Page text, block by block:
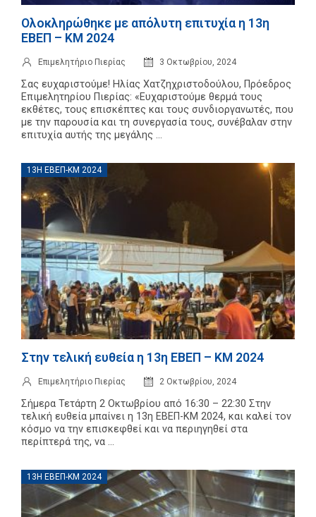
Ολοκληρώθηκε με απόλυτη επιτυχία η 13η
ΕΒΕΠ – ΚΜ 2024
Επιμελητήριο Πιερίας 3 Οκτωβρίου, 2024
Σας ευχαριστούμε! Ηλίας Χατζηχριστοδούλου, Πρόεδρος
Επιμελητηρίου Πιερίας: «Ευχαριστούμε θερμά τους
εκθέτες, τους επισκέπτες και τους συνδιοργανωτές, που
με την παρουσία και τη συνεργασία τους, συνέβαλαν στην
επιτυχία αυτής της μεγάλης ...
13Η ΕΒΕΠ-ΚΜ 2024
Στην τελική ευθεία η 13η ΕΒΕΠ – ΚΜ 2024
Επιμελητήριο Πιερίας 2 Οκτωβρίου, 2024
Σήμερα Τετάρτη 2 Οκτωβρίου από 16:30 – 22:30 Στην
τελική ευθεία μπαίνει η 13η ΕΒΕΠ-ΚΜ 2024, και καλεί τον
κόσμο να την επισκεφθεί και να περιηγηθεί στα
περίπτερά της, να ...
13Η ΕΒΕΠ-ΚΜ 2024